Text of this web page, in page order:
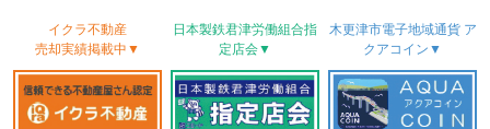
イクラ不動産
売却実績掲載中▼
日本製鉄君津労働組合指
定店会▼
木更津市電子地域通貨ア
クアコイン▼